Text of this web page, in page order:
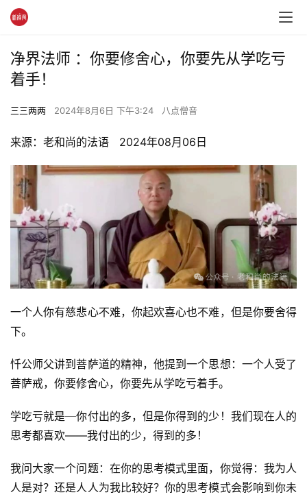
净界法师 ：你要修舍心，你要先从学吃亏
着手！
三三两两 2024年8月6日 下午3:24 八点僧音
来源：老和尚的法语   2024年08月06日
一个人你有慈悲心不难，你起欢喜心也不难，但是你要舍得
下。
忏公师父讲到菩萨道的精神，他提到一个思想：一个人受了
菩萨戒，你要修舍心，你要先从学吃亏着手。
学吃亏就是─你付出的多，但是你得到的少！我们现在人的
思考都喜欢——我付出的少，得到的多！
我问大家一个问题：在你的思考模式里面，你觉得：我为人
人是对？还是人人为我比较好？你的思考模式会影响到你未